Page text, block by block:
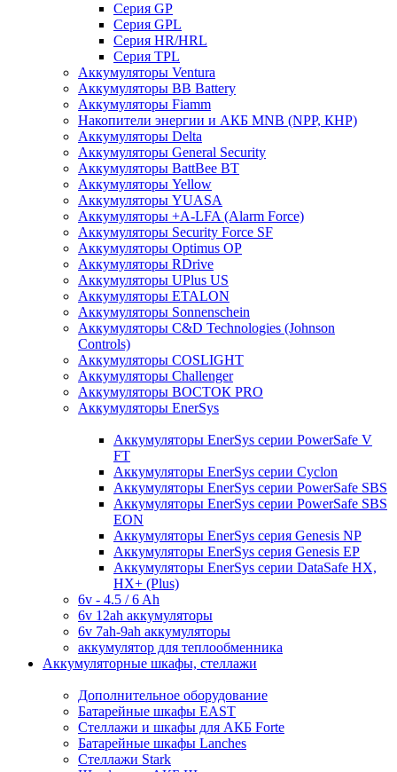
Cерия GP
Серия GPL
Серия HR/HRL
Серия TPL
Аккумуляторы Ventura
Аккумуляторы BB Battery
Аккумуляторы Fiamm
Накопители энергии и АКБ MNB (NPP, КНР)
Аккумуляторы Delta
Аккумуляторы General Security
Аккумуляторы BattBee BT
Аккумуляторы Yellow
Аккумуляторы YUASA
Аккумуляторы +A-LFA (Alarm Force)
Аккумуляторы Security Force SF
Аккумуляторы Optimus OP
Аккумуляторы RDrive
Аккумуляторы UPlus US
Аккумуляторы ETALON
Аккумуляторы Sonnenschein
Аккумуляторы С&D Technologies (Johnson
Controls)
Аккумуляторы COSLIGHT
Аккумуляторы Challenger
Аккумуляторы ВОСТОК PRO
Аккумуляторы EnerSys
Аккумуляторы EnerSys серии PowerSafe V
FT
Аккумуляторы EnerSys серии Cyclon
Аккумуляторы EnerSys серии PowerSafe SBS
Аккумуляторы EnerSys серии PowerSafe SBS
EON
Аккумуляторы EnerSys серия Genesis NP
Аккумуляторы EnerSys серия Genesis EP
Аккумуляторы EnerSys серии DataSafe HX,
HX+ (Plus)
6v - 4.5 / 6 Ah
6v 12ah аккумуляторы
6v 7ah-9ah аккумуляторы
аккумулятор для теплообменника
Аккумуляторные шкафы, стеллажи
Дополнительное оборудование
Батарейные шкафы EAST
Стеллажи и шкафы для АКБ Forte
Батарейные шкафы Lanches
Стеллажи Stark